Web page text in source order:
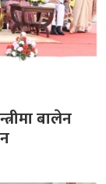
बालेन